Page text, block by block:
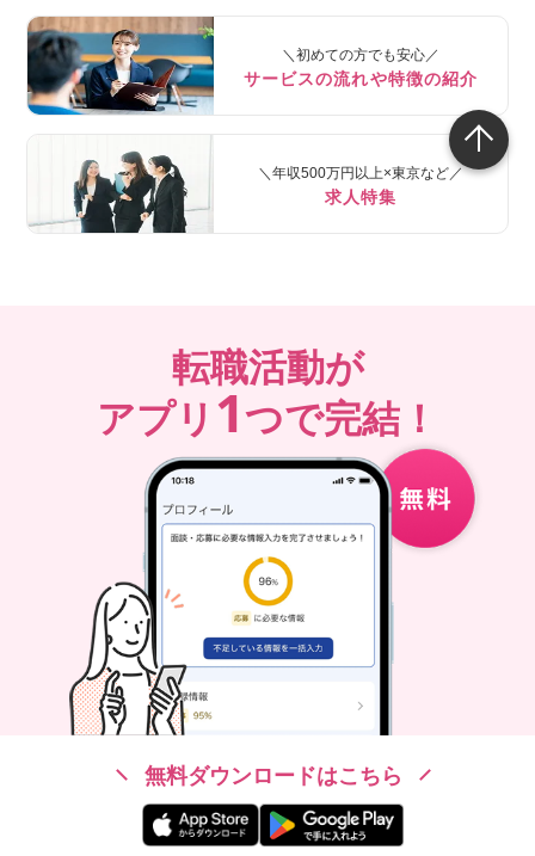
＼初めての方でも安心／
サービスの流れや特徴の紹介
＼年収500万円以上×東京など／
求人特集
転職活動が
アプリ 1つで完結！
無料ダウンロードはこちら